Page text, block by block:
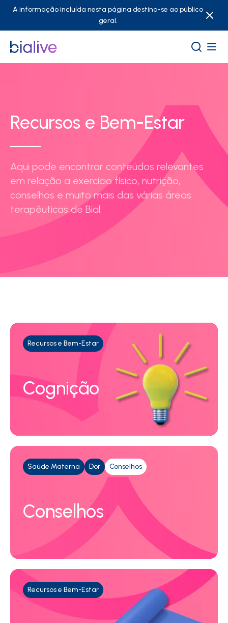
A informação incluída nesta página destina-se ao público
geral.
Recursos e Bem-Estar
Aqui pode encontrar conteúdos relevantes
em relação a exercício físico, nutrição,
conselhos e muito mais das várias áreas
terapêuticas de Bial.
Recursos e Bem-Estar
Cognição
Saúde Materna Dor Conselhos
Conselhos
Recursos e Bem-Estar